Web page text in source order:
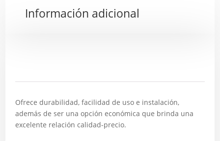
Información adicional
Ofrece durabilidad, facilidad de uso e instalación,
además de ser una opción económica que brinda una
excelente relación calidad-precio.